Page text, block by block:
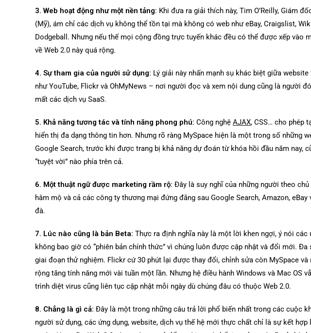
3. Web hoạt động như một nền tảng: Khi đưa ra giải thích này, Tim O’Reilly, Giám
(Mỹ), ám chỉ các dịch vụ không thể tồn tại mà không có web như eBay, Craigslist,
Dodgeball. Nhưng nếu thế mọi cộng đồng trực tuyến khác đều có thể được xếp vào
về Web 2.0 này quá rộng.
4. Sự tham gia của người sử dụng: Lý giải này nhấn mạnh sụ khác biệt giữa
như YouTube, Flickr và OhMyNews – nơi người đọc và xem nội dung cũng là người
mất các dịch vụ SaaS.
5. Khả năng tương tác và tính năng phong phú: Công nghệ AJAX, CSS… cho phép
hiển thị đa dạng thông tin hơn. Nhưng rõ ràng MySpace hiện là một trong số những
Google Search, trước khi được trang bị khả năng dự đoán từ khóa hồi đầu năm nay,
“tuyệt vời” nào phía trên cả.
6. Một thuật ngữ được marketing rầm rộ: Đây là suy nghĩ của những người theo
hâm mộ và cả các công ty thương mại đứng đằng sau Google Search, Amazon,
đà.
7. Lúc nào cũng là bản Beta: Thực ra định nghĩa này là một lời khen ngợi, ý nói các
không bao giờ có “phiên bản chính thức” vì chúng luôn được cập nhật và đổi mới.
giai đoạn thử nghiệm. Flickr cứ 30 phút lại được thay đổi, chỉnh sửa còn MySpace
rộng tăng tính năng mới vài tuần một lần. Nhưng hệ điều hành Windows và Mac OS
trình diệt virus cũng liên tục cập nhật mỗi ngày dù chúng đâu có thuộc Web 2.0.
8. Chẳng là gì cả: Đây là một trong những câu trả lời phổ biến nhất trong các cuộc
người sử dụng, các ứng dụng, website, dịch vụ thế hệ mới thực chất chỉ là sự kết